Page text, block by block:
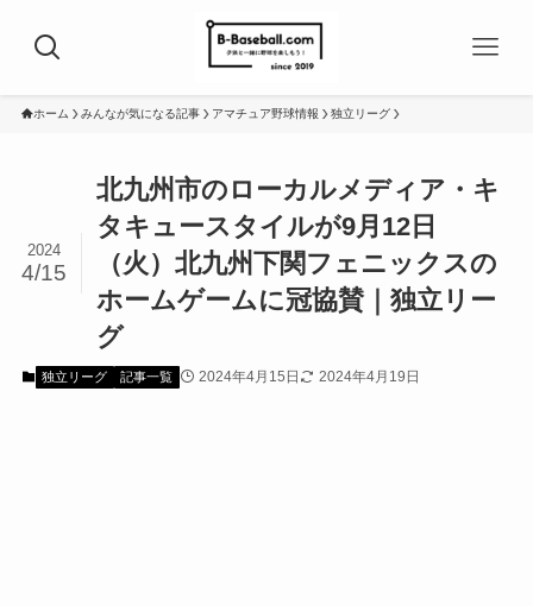
ホーム みんなが気になる記事 アマチュア野球情報 独立リーグ
北九州市のローカルメディア・キ
タキュースタイルが9月12日
（火）北九州下関フェニックスの
ホームゲームに冠協賛｜独立リー
グ
2024
4/15
独立リーグ 記事一覧 2024年4月15日 2024年4月19日